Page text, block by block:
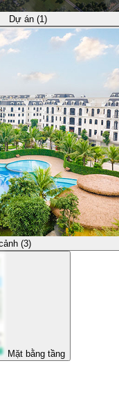
Dự án (1)
(3)
Mặt bằng tầng